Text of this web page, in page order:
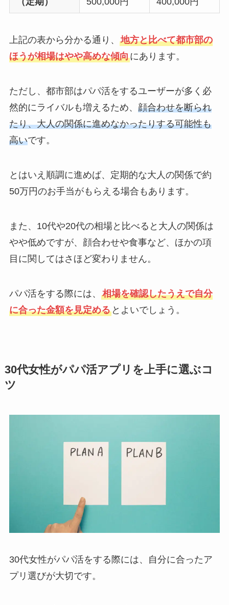
上記の表から分かる通り、 地方と比べて都市部の
ほうが相場はやや高めな傾向にあります。
ただし、都市部はパパ活をするユーザーが多く必
然的にライバルも増えるため、 顔合わせを断られ
たり、大人の関係に進めなかったりする可能性も
高いです。
とはいえ順調に進めば、定期的な大人の関係で約
50万円のお手当がもらえる場合もあります。
また、10代や20代の相場と比べると大人の関係は
やや低めですが、顔合わせや食事など、ほかの項
目に関してはさほど変わりません。
パパ活をする際には、 相場を確認したうえで自分
に合った金額を見定めるとよいでしょう。
30代女性がパパ活アプリを上手に選ぶコ
ツ
30代女性がパパ活をする際には、自分に合ったア
プリ選びが大切です。